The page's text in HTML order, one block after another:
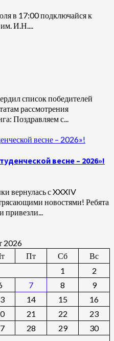
в 17:00 подключайся к
И.Н....
список победителей
рассмотрения
Поздравляем с...
весне – 2026»!
весне – 2026»!
вернулась с XXXIV
новостями! Ребята
2026
Пт Сб
Вс
1
2
7 8
9
14 15
16
21 22
23
28 29
30